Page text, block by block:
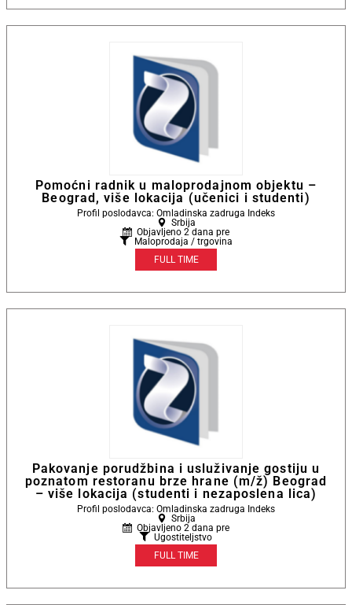
Pomoćni radnik u maloprodajnom objektu –
Beograd, više lokacija (učenici i studenti)
Profil poslodavca: Omladinska zadruga Indeks
Srbija
Objavljeno 2 dana pre
Maloprodaja / trgovina
FULL TIME
Pakovanje porudžbina i usluživanje gostiju u
poznatom restoranu brze hrane (m/ž) Beograd
– više lokacija (studenti i nezaposlena lica)
Profil poslodavca: Omladinska zadruga Indeks
Srbija
Objavljeno 2 dana pre
Ugostiteljstvo
FULL TIME